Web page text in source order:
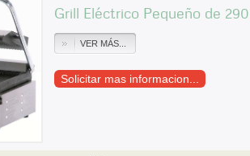
Grill Eléctrico Pequeño de
VER MÁS...
Solicitar mas informacion...